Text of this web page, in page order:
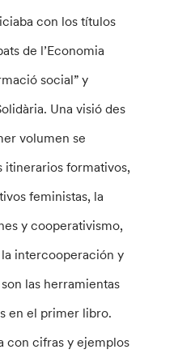
con los títulos
de l’Economia
social” y
Una visió des
volumen se
itinerarios formativos,
feministas, la
y cooperativismo,
intercooperación y
las herramientas
en el primer libro.
con cifras y ejemplos